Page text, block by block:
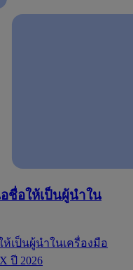
อชื่อให้เป็นผู้นำใน
ห้เป็นผู้นำในเครื่องมือ
ปี 2026